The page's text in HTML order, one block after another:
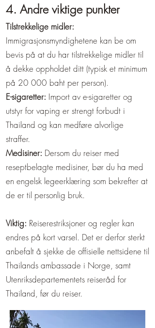
4. Andre viktige punkter
Tilstrekkelige midler:
Immigrasjonsmyndighetene kan be om
bevis på at du har tilstrekkelige midler til
å dekke oppholdet ditt (typisk et minimum
på 20 000 baht per person).
E-sigaretter: Import av e-sigaretter og
utstyr for vaping er strengt forbudt i
Thailand og kan medføre alvorlige
straffer.
Medisiner: Dersom du reiser med
reseptbelagte medisiner, bør du ha med
en engelsk legeerklæring som bekrefter at
de er til personlig bruk.
Viktig: Reiserestriksjoner og regler kan
endres på kort varsel. Det er derfor sterkt
anbefalt å sjekke de offisielle nettsidene til
Thailands ambassade i Norge, samt
Utenriksdepartementets reiseråd for
Thailand, før du reiser.